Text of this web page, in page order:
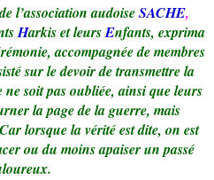
l’association audoiseSACHE,
Harkis et leursEnfants, exprima
accompagnée de membres
sur le devoir de transmettre la
soit pas oubliée, ainsi que leurs
la page de la guerre, mais
lorsque la vérité est dite, on est
ou du moins apaiser un passé